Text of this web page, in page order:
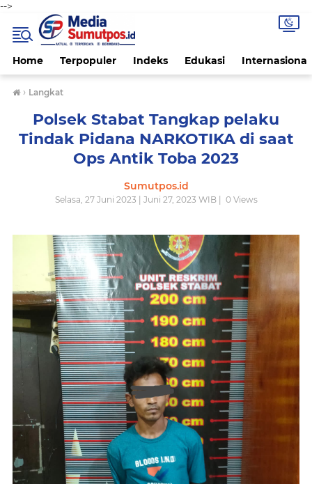
-->
Home Terpopuler Indeks Edukasi Internasional
› Langkat
Polsek Stabat Tangkap pelaku
Tindak Pidana NARKOTIKA di saat
Ops Antik Toba 2023
Sumutpos.id
Selasa, 27 Juni 2023 | Juni 27, 2023 WIB | 0Views